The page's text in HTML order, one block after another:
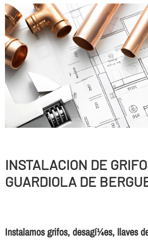
INSTALACION DE
GUARDIOLA DE
Instalamos grifos, desagí¼es, llaves